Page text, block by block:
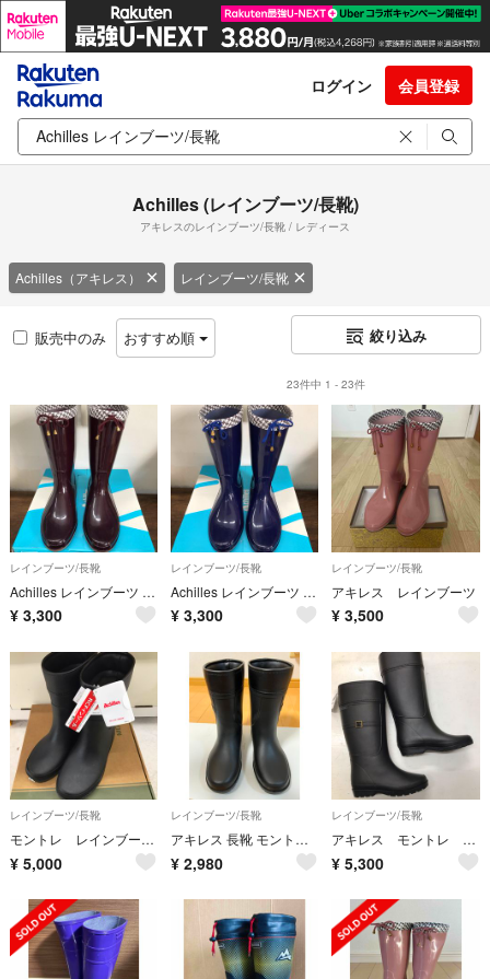
ログイン 会員登録
Achilles (レインブーツ/長靴)
アキレスのレインブーツ/長靴 / レディース
Achilles（アキレス） レインブーツ/長靴
販売中のみ おすすめ順 絞り込み
23件中 1 - 23件
レインブーツ/長靴
Achilles レインブーツ オリビア ボルドー 24cmEE
¥ 3,300
レインブーツ/長靴
Achilles レインブーツ オリビア ネイビー 23cmEE
¥ 3,300
レインブーツ/長靴
アキレス レインブーツ
¥ 3,500
レインブーツ/長靴
モントレ レインブーツ サイズ 22.5cm〜23cm 防寒仕様
¥ 5,000
レインブーツ/長靴
アキレス 長靴 モントレ 防寒 防滑 防水ハーフ丈 FBW1700 FB-170
¥ 2,980
レインブーツ/長靴
アキレス モントレ レインブーツ サイズS 22.5〜23cm ボアインソール
¥ 5,300